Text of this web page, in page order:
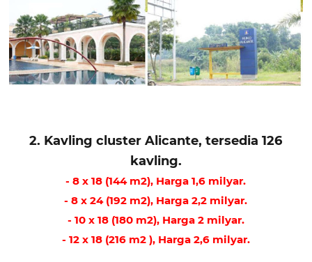
2. Kavling cluster Alicante, tersedia 126
kavling.
- 8 x 18 (144 m2), Harga 1,6 milyar.
- 8 x 24 (192 m2), Harga 2,2 milyar.
- 10 x 18 (180 m2), Harga 2 milyar.
- 12 x 18 (216 m2 ), Harga 2,6 milyar.